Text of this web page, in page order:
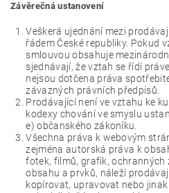
Závěrečná ustanovení
Veškerá ujednání mezi
řádem České republiky. Pokud
smlouvou obsahuje
sjednávají, že vztah se řídí
nejsou dotčena práva
závazných právních předpisů.
Prodávající není ve vztahu ke
kodexy chování ve smyslu
e) občanského zákoníku.
Všechna práva k webovým
zejména autorská práva k
fotek, filmů, grafik, ochranných
obsahu a prvků, náleží
kopírovat, upravovat nebo